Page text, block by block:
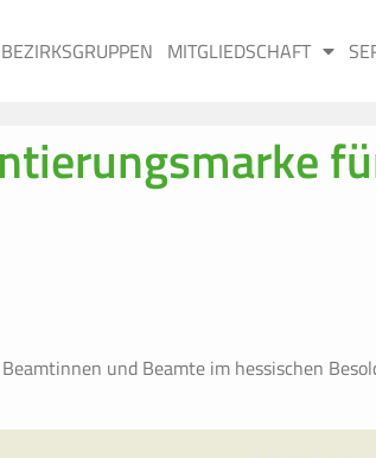
BEZIRKSGRUPPEN MITGLIEDSCHAFT
und Beamte im hessischen